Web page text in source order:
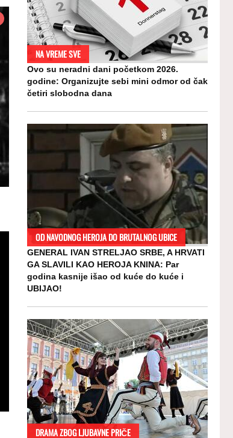
NA VREME SVE
Ovo su neradni dani početkom 2026.
godine: Organizujte sebi mini odmor od čak
četiri slobodna dana
OD NAVODNOG HEROJA DO BRUTALNOG UBICE
GENERAL IVAN STRELJAO SRBE, A HRVATI
GA SLAVILI KAO HEROJA KNINA: Par
godina kasnije išao od kuće do kuće i
UBIJAO!
DRAMA ZBOG LJUBAVNE PRIČE